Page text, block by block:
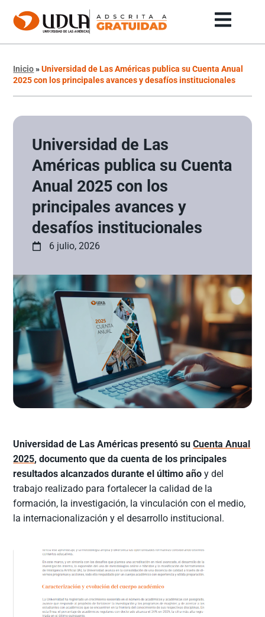
Inicio»Universidad de Las Américas publica su Cuenta Anual
2025 con los principales avances y desafíos institucionales
Universidad de Las
Américas publica su Cuenta
Anual 2025 con los
principales avances y
desafíos institucionales
6 julio, 2026
Universidad de Las Américas presentó suCuenta Anual
2025, documento que da cuenta de los principales
resultados alcanzados durante el último añoy del
trabajo realizado para fortalecer la calidad de la
formación, la investigación, la vinculación con el medio,
la internacionalización y el desarrollo institucional.